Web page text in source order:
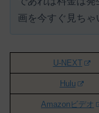
画を今すぐ見ちゃ
U-NEXT
Hulu
Amazonビデオ